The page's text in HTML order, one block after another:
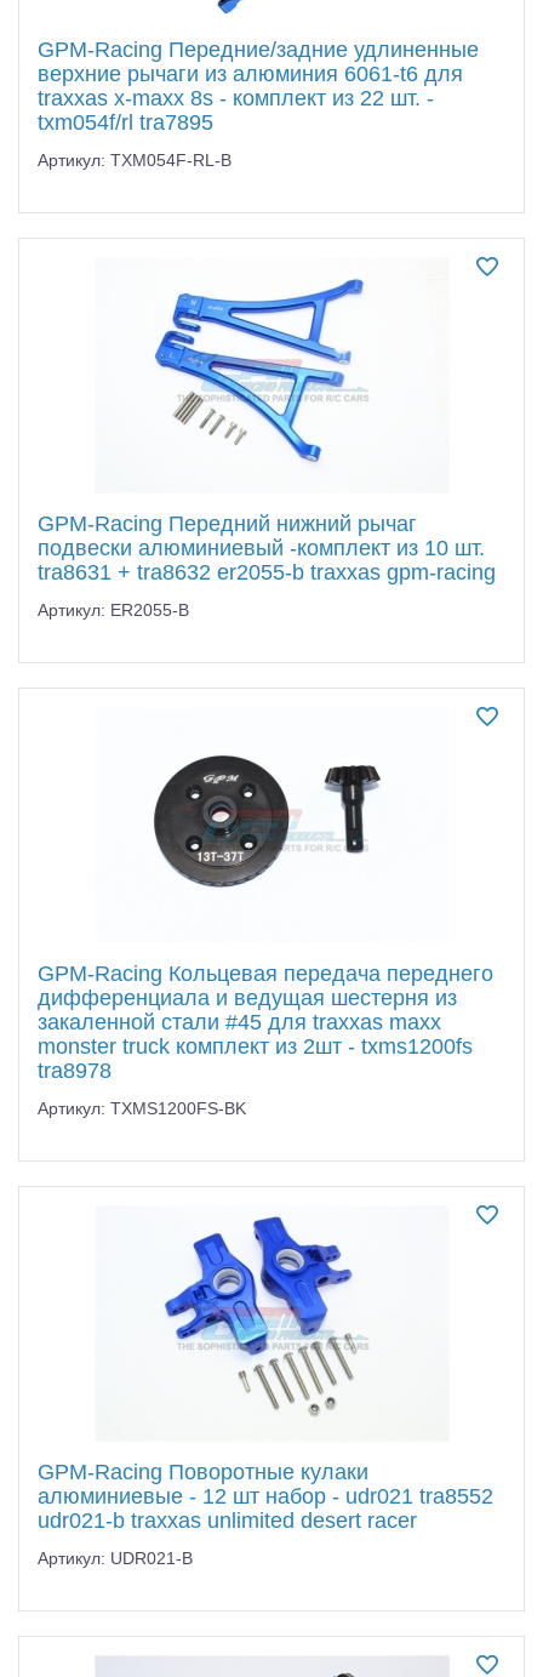
GPM-Racing Передние/задние удлиненные
верхние рычаги из алюминия 6061-t6 для
traxxas x-maxx 8s - комплект из 22 шт. -
txm054f/rl tra7895
Артикул: TXM054F-RL-B
GPM-Racing Передний нижний рычаг
подвески алюминиевый -комплект из 10 шт.
tra8631 + tra8632 er2055-b traxxas gpm-racing
Артикул: ER2055-B
GPM-Racing Кольцевая передача переднего
дифференциала и ведущая шестерня из
закаленной стали #45 для traxxas maxx
monster truck комплект из 2шт - txms1200fs
tra8978
Артикул: TXMS1200FS-BK
GPM-Racing Поворотные кулаки
алюминиевые - 12 шт набор - udr021 tra8552
udr021-b traxxas unlimited desert racer
Артикул: UDR021-B